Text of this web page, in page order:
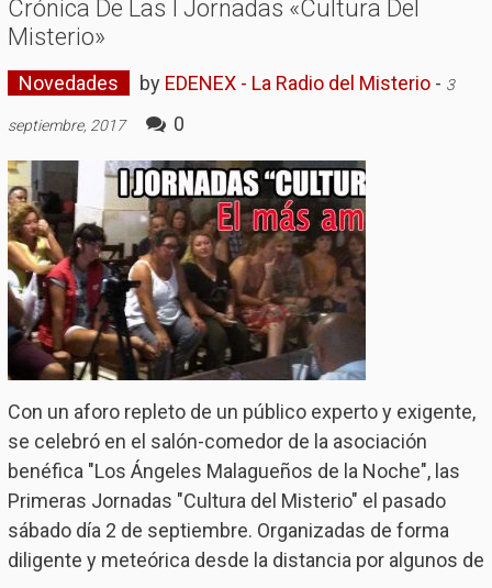
Crónica De Las I Jornadas «Cultura Del
Misterio»
Novedades by EDENEX - La Radio del Misterio- 3
septiembre, 2017 0
Con un aforo repleto de un público experto y exigente,
se celebró en el salón-comedor de la asociación
benéfica "Los Ángeles Malagueños de la Noche", las
Primeras Jornadas "Cultura del Misterio" el pasado
sábado día 2 de septiembre. Organizadas de forma
diligente y meteórica desde la distancia por algunos de